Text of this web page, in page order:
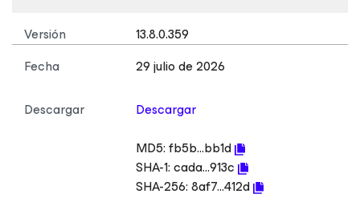
Versión
13.8.0.359
Fecha
29 julio de 2026
Descargar
Descargar
MD5:fb5b...bb1d
SHA-1:cada...913c
SHA-256:8af7...412d